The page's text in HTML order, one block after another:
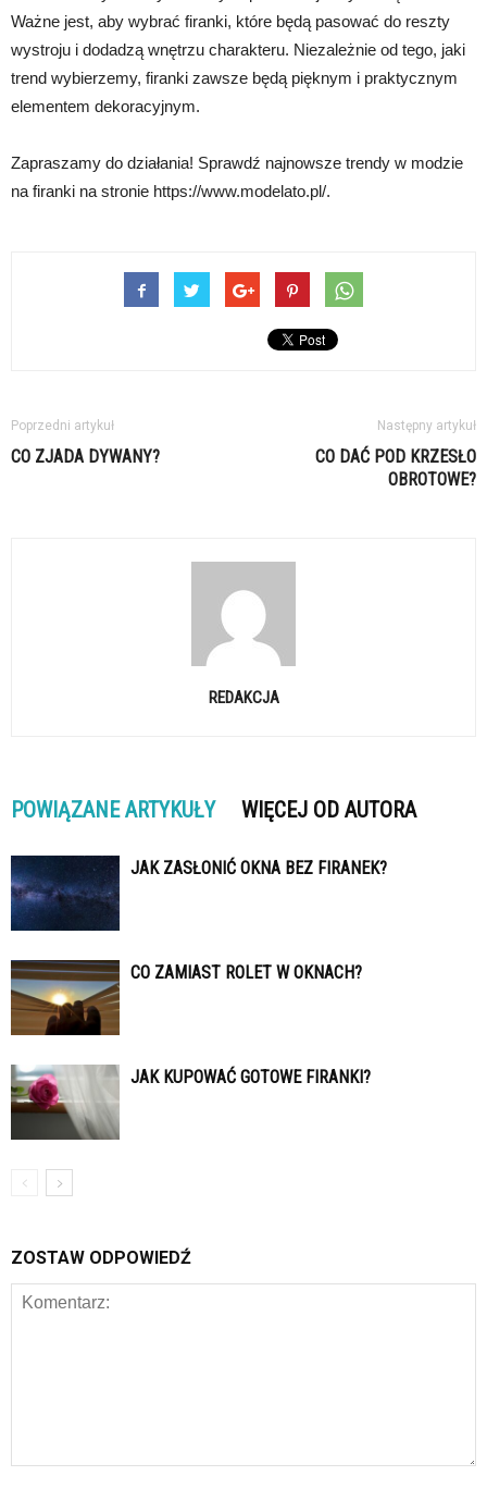
Ważne jest, aby wybrać firanki, które będą pasować do reszty
wystroju i dodadzą wnętrzu charakteru. Niezależnie od tego, jaki
trend wybierzemy, firanki zawsze będą pięknym i praktycznym
elementem dekoracyjnym.
Zapraszamy do działania! Sprawdź najnowsze trendy w modzie
na firanki na stronie https://www.modelato.pl/.
Poprzedni artykuł
CO ZJADA DYWANY?
Następny artykuł
CO DAĆ POD KRZESŁO
OBROTOWE?
REDAKCJA
POWIĄZANE ARTYKUŁY WIĘCEJ OD AUTORA
JAK ZASŁONIĆ OKNA BEZ FIRANEK?
CO ZAMIAST ROLET W OKNACH?
JAK KUPOWAĆ GOTOWE FIRANKI?
ZOSTAW ODPOWIEDŹ